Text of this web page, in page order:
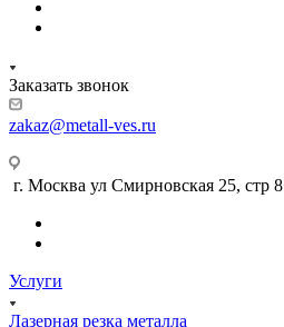
Заказать звонок
zakaz@metall-ves.ru
г. Москва ул Смирновская 25, стр 8
Услуги
Лазерная резка металла